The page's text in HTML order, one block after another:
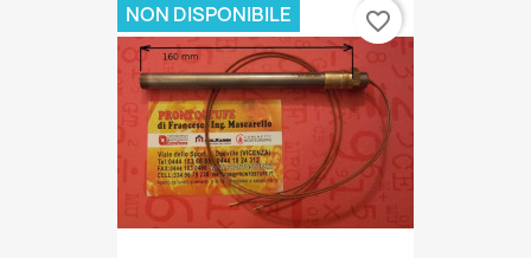
NON DISPONIBILE favorite_border